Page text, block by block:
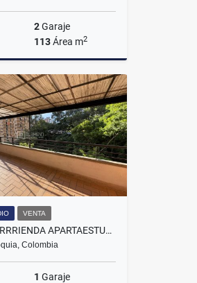
2Garaje
113Área m2
Venta
$960.000.000
VENTA
SE VENDE/ARRRIENDA APARTAESTUDIO EN EL POBLADO, MEDELLÍN, LAS PALMAS.
Colombia
1 Garaje